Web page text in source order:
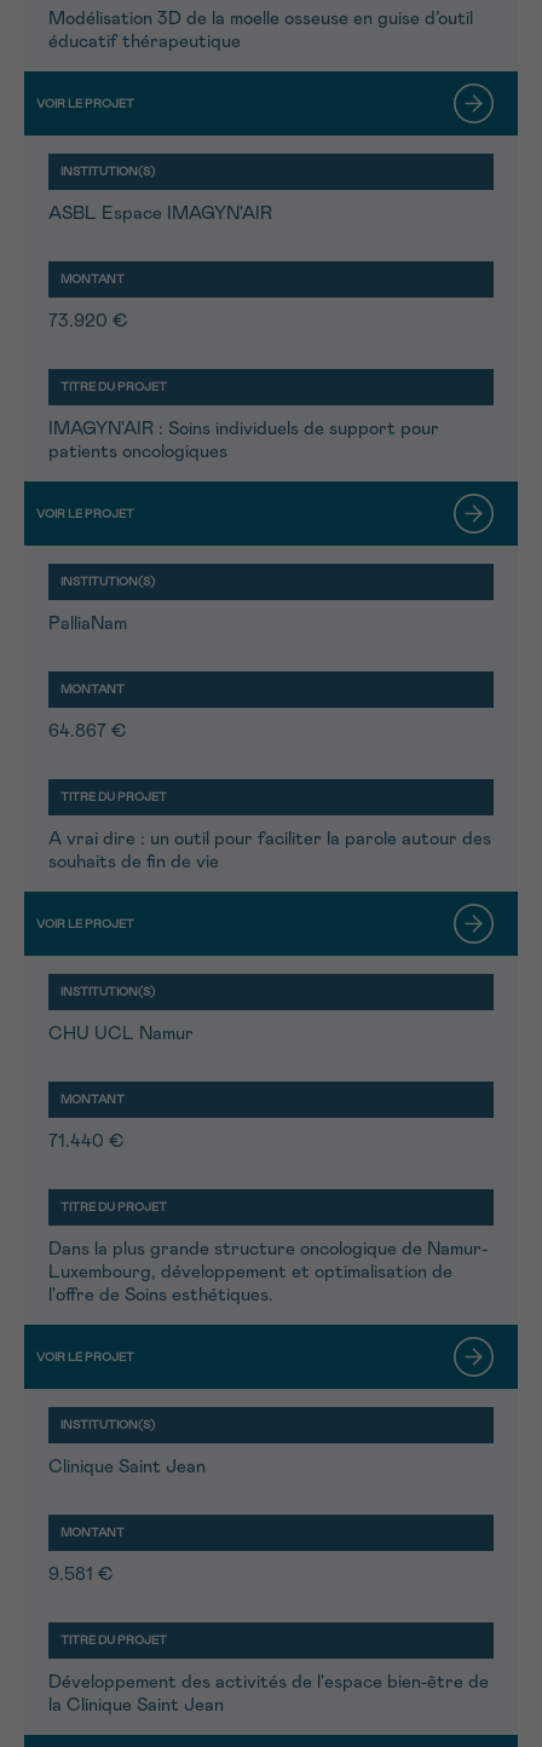
Modélisation 3D de la moelle osseuse en guise d’outil
éducatif thérapeutique
ASBL Espace IMAGYN'AIR
73.920 €
IMAGYN'AIR : Soins individuels de support pour
patients oncologiques
PalliaNam
64.867 €
A vrai dire : un outil pour faciliter la parole autour des
souhaits de fin de vie
CHU UCL Namur
71.440 €
Dans la plus grande structure oncologique de Namur-
Luxembourg, développement et optimalisation de
l'offre de Soins esthétiques.
Clinique Saint Jean
9.581 €
Développement des activités de l'espace bien-être de
la Clinique Saint Jean